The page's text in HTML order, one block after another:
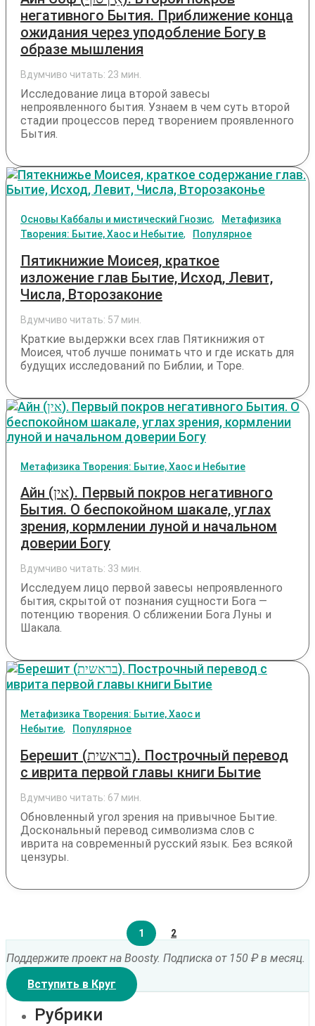
негативного Бытия. Приближение конца
ожидания через уподобление Богу в
образе мышления
Вдумчиво читать: 23 мин.
Исследование лица второй завесы
непроявленного бытия. Узнаем в чем суть второй
стадии процессов перед творением проявленного
Бытия.
Основы Каббалы и мистический Гнозис
Метафизика
Творения: Бытие, Хаос и Небытие
Популярное
Пятикнижие Моисея, краткое
изложение глав Бытие, Исход, Левит,
Числа, Второзаконие
Вдумчиво читать: 57 мин.
Краткие выдержки всех глав Пятикнижия от
Моисея, чтоб лучше понимать что и где искать для
будущих исследований по Библии, и Торе.
Метафизика Творения: Бытие, Хаос и Небытие
Айн (אין). Первый покров негативного
Бытия. О беспокойном шакале, углах
зрения, кормлении луной и начальном
доверии Богу
Вдумчиво читать: 33 мин.
Исследуем лицо первой завесы непроявленного
бытия, скрытой от познания сущности Бога —
потенцию творения. О сближении Бога Луны и
Шакала.
Метафизика Творения: Бытие, Хаос и
Небытие
Популярное
Берешит (בראשית‬). Построчный перевод
с иврита первой главы книги Бытие
Вдумчиво читать: 67 мин.
Обновленный угол зрения на привычное Бытие.
Доскональный перевод символизма слов с
иврита на современный русский язык. Без всякой
цензуры.
1 2
Поддержите проект на Boosty. Подписка от 150 ₽ в месяц.
Вступить в Круг
Рубрики